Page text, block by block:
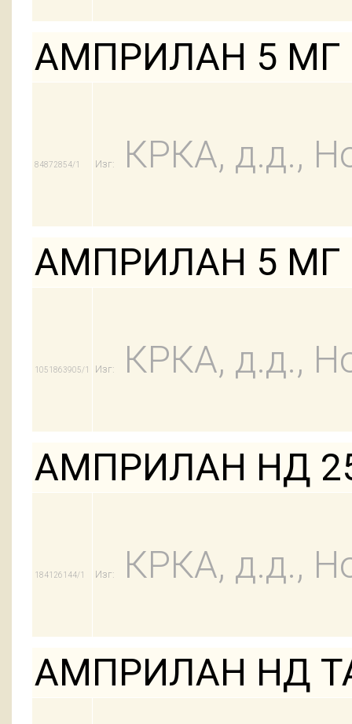
АМПРИЛАН 5 МГ
84872854/1 Изг: КРКА, д.д.,
АМПРИЛАН 5 МГ
1051863905/1 Изг: КРКА, д.д.,
АМПРИЛАН НД
184126144/1 Изг: КРКА, д.д.,
АМПРИЛАН НД